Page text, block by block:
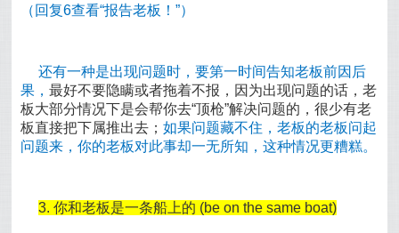
（回复6查看“报告老板！”）
还有一种是出现问题时，要第一时间告知老板前因后
果，最好不要隐瞒或者拖着不报，因为出现问题的话，老
板大部分情况下是会帮你去“顶枪”解决问题的，很少有老
板直接把下属推出去；如果问题藏不住，老板的老板问起
问题来，你的老板对此事却一无所知，这种情况更糟糕。
3. 你和老板是一条船上的 (be on the same boat)